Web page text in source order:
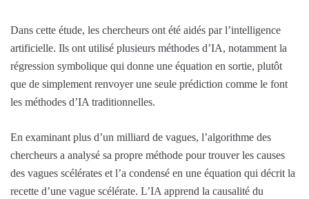
Dans cette étude, les chercheurs ont été aidés par l’intelligence
artificielle. Ils ont utilisé plusieurs méthodes d’IA, notamment la
régression symbolique qui donne une équation en sortie, plutôt
que de simplement renvoyer une seule prédiction comme le font
les méthodes d’IA traditionnelles.
En examinant plus d’un milliard de vagues, l’algorithme des
chercheurs a analysé sa propre méthode pour trouver les causes
des vagues scélérates et l’a condensé en une équation qui décrit la
recette d’une vague scélérate. L’IA apprend la causalité du